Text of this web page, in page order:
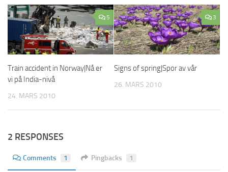
5
Train accident in Norway|Nå er
vi på India-nivå
24. MARS 2010
3
Signs of spring|Spor av vår
26. MARS 2010
2 RESPONSES
Comments 1 Pingbacks 1